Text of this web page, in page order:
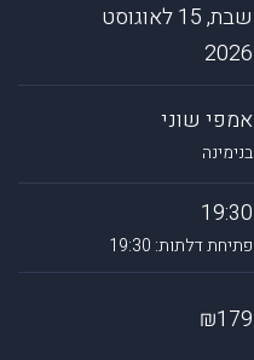
שבת, 15 לאוגוסט
2026
אמפי שוני
בנימינה
19:30
פתיחת דלתות: 19:30
₪179